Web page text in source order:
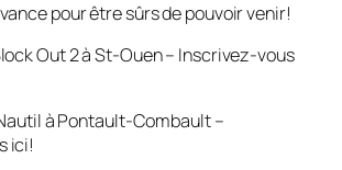
pour être sûrs de pouvoir venir!
Out 2 à St-Ouen – Inscrivez-vous
à Pontault-Combault –
ici!